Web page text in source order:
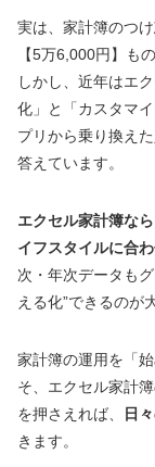
実は、家計簿のつ
【5万6,000円】も
しかし、近年はエ
化」と「カスタマ
プリから乗り換え
答えています。
エクセル家計簿な
イフスタイルに合
次・年次データも
える化”できるのが
家計簿の運用を「
そ、エクセル家計
を押さえれば、
日
きます。